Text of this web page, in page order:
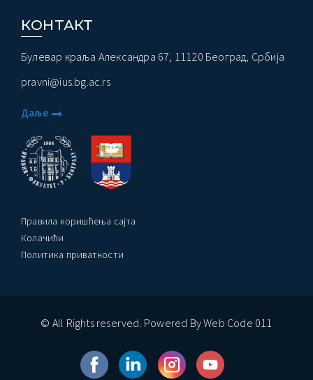
КОНТАКТ
Булевар краља Александра 67, 11120 Београд, Србија
pravni@ius.bg.ac.rs
Даље
Правила коришћења сајта
Колачићи
Политика приватности
© All Rights reserved. Powered By Web Code 011